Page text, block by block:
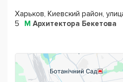
Харьков, Киевский район,
5
М Архитектора Бекетова